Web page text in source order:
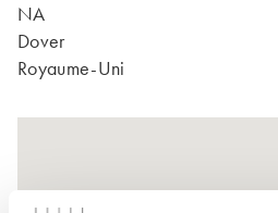
NA
Dover
Royaume-Uni